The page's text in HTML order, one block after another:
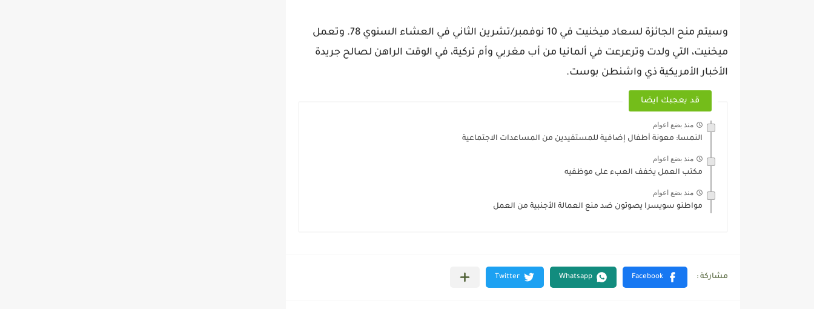
وسيتم منح الجائزة لسعاد ميخنيت في 10 نوفمبر/تشرين الثاني في العشاء السنوي 78. وتعمل
ميخنيت، التي ولدت وترعرعت في ألمانيا من أب مغربي وأم تركية، في الوقت الراهن لصالح جريدة
الأخبار الأمريكية ذي واشنطن بوست.
قد يعجبك ايضا
منذ بضع اعوام
النمسا: معونة أطفال إضافية للمستفيدين من المساعدات الاجتماعية
منذ بضع اعوام
مكتب العمل يخفف العبء على موظفيه
منذ بضع اعوام
مواطنو سويسرا يصوتون ضد منع العمالة الأجنبية من العمل